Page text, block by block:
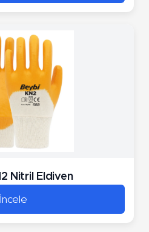
Nitril Eldiven
İncele